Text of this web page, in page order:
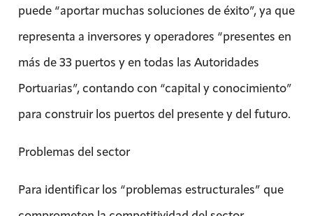
puede “aportar muchas soluciones de éxito”, ya que
representa a inversores y operadores “presentes en
más de 33 puertos y en todas las Autoridades
Portuarias”, contando con “capital y conocimiento”
para construir los puertos del presente y del futuro.
Problemas del sector
Para identificar los “problemas estructurales” que